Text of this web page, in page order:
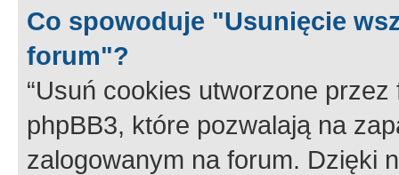
Co spowoduje "Usunięcie
forum"?
“Usuń cookies utworzone
phpBB3, które pozwalają na
zalogowanym na forum. Dzięki